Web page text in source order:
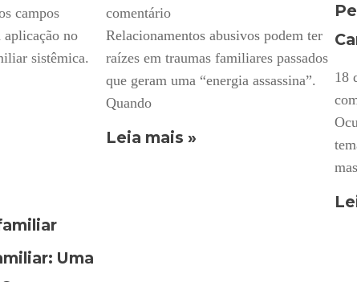
campos
aplicação no
sistêmica.
comentário
Relacionamentos abusivos podem ter
raízes em traumas familiares passados
que geram uma “energia assassina”.
Quando
Leia mais »
18
Uma